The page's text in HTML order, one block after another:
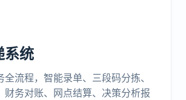
系统
流程，智能录单、三段码分拣、
财务对账、网点结算、决策分析报